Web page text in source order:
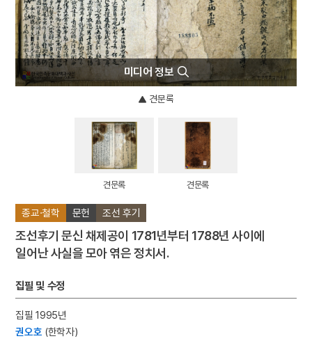
8 강주룡
9
나재 채수 신도비
10 무
종교·철학 문헌 조선 후기
조선후기 문신 채제공이 1781년부터 1788년 사이에
일어난 사실을 모아 엮은 정치서.
집필 및 수정
집필 1995년
권오호 (한학자)
미디어 정보
견문록
견문록 견문록